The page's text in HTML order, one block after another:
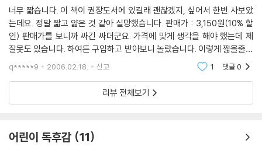
너무 짧습니다. 이 책이 권장도서에 있길래 괜찮겠지, 싶어서 한번 사보았
는데요. 정말 짧고 얇은 것 같아 실망했습니다. 판매가 : 3,150원(10% 할
인) 판매가를 보니까 싸긴 싸더군요. 가격에 맞게 생각을 해야 했는데 제
잘못도 있습니다. 하여튼 구입하고 받아보니 놀랐습니다. 이렇게 짧을줄은
몰랐거든요. 상자를 터서 열어보니 작은 잡지같은
q*****9 2006.02.18. 신고 1 댓글0
리뷰 전체보기
어린이 독후감 11